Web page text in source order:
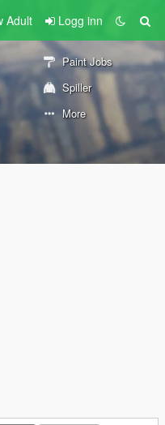
Adult Logg inn
Paint Jobs
Spiller
More